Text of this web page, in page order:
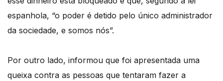
espanhola, “o poder é detido pelo único administrador
da sociedade, e somos nós”.
Por outro lado, informou que foi apresentada uma
queixa contra as pessoas que tentaram fazer a